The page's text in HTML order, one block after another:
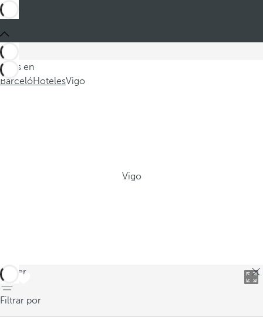
Estás en
BarcelóHotelesVigo
Vigo
volver
Filtrar por